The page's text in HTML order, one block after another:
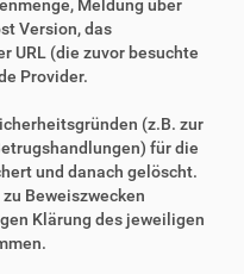
Meldung über
Version, das
URL (die zuvor besuchte
Provider.
(z.B. zur
für die
und danach gelöscht.
Beweiszwecken
Klärung des jeweiligen